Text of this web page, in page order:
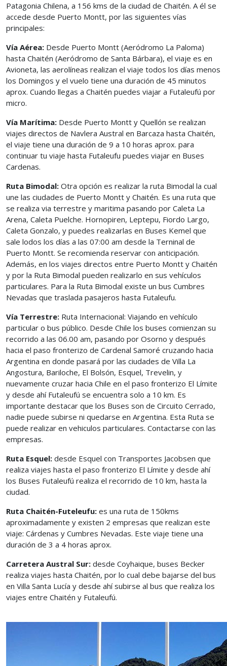
Patagonia Chilena, a 156 kms de la ciudad de Chaitén. A él se
accede desde Puerto Montt, por las siguientes vías
principales:
Vía Aérea: Desde Puerto Montt (Aeródromo La Paloma)
hasta Chaitén (Aeródromo de Santa Bárbara), el viaje es en
Avioneta, las aerolíneas realizan el viaje todos los días menos
los Domingos y el vuelo tiene una duración de 45 minutos
aprox. Cuando llegas a Chaitén puedes viajar a Futaleufú por
micro.
Vía Marítima: Desde Puerto Montt y Quellón se realizan
viajes directos de Navlera Austral en Barcaza hasta Chaitén,
el viaje tiene una duración de 9 a 10 horas aprox. para
continuar tu viaje hasta Futaleufu puedes viajar en Buses
Cardenas.
Ruta Bimodal: Otra opción es realizar la ruta Bimodal la cual
une las ciudades de Puerto Montt y Chaitén. Es una ruta que
se realiza via terrestre y maritima pasando por Caleta La
Arena, Caleta Puelche. Hornopiren, Leptepu, Fiordo Largo,
Caleta Gonzalo, y puedes realizarlas en Buses Kemel que
sale lodos los días a las 07:00 am desde la Terninal de
Puerto Montt. Se recomienda reservar con anticipación.
Además, en los viajes directos entre Puerto Montt y Chaitén
y por la Ruta Bimodal pueden realizarlo en sus vehículos
particulares. Para la Ruta Bimodal existe un bus Cumbres
Nevadas que traslada pasajeros hasta Futaleufu.
Vía Terrestre: Ruta Internacional: Viajando en vehículo
particular o bus público. Desde Chile los buses comienzan su
recorrido a las 06.00 am, pasando por Osorno y después
hacia el paso fronterizo de Cardenal Samoré cruzando hacia
Argentina en donde pasará por las ciudades de Villa La
Angostura, Bariloche, El Bolsón, Esquel, Trevelin, y
nuevamente cruzar hacia Chile en el paso fronterizo El Límite
y desde ahí Futaleufú se encuentra solo a 10 km. Es
importante destacar que los Buses son de Circuito Cerrado,
nadie puede subirse ni quedarse en Argentina. Esta Ruta se
puede realizar en vehiculos particulares. Contactarse con las
empresas.
Ruta Esquel: desde Esquel con Transportes Jacobsen que
realiza viajes hasta el paso fronterizo El Límite y desde ahí
los Buses Futaleufú realiza el recorrido de 10 km, hasta la
ciudad.
Ruta Chaitén-Futeleufu: es una ruta de 150kms
aproximadamente y existen 2 empresas que realizan este
viaje: Cárdenas y Cumbres Nevadas. Este viaje tiene una
duración de 3 a 4 horas aprox.
Carretera Austral Sur: desde Coyhaique, buses Becker
realiza viajes hasta Chaitén, por lo cual debe bajarse del bus
en Villa Santa Lucía y desde ahí subirse al bus que realiza los
viajes entre Chaitén y Futaleufú.